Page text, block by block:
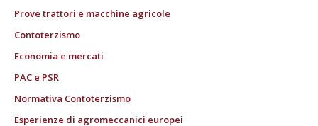
Prove trattori e macchine agricole
Contoterzismo
Economia e mercati
PAC e PSR
Normativa Contoterzismo
Esperienze di agromeccanici europei